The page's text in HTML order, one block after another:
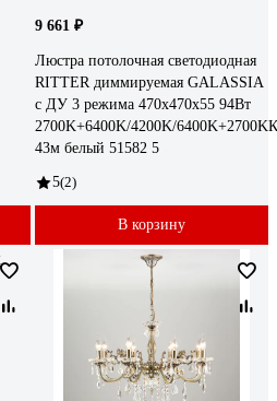
9 661 ₽
Люстра потолочная светодиодная
RITTER диммируемая GALASSIA
с ДУ 3 режима 470x470x55 94Вт
2700K+6400K/4200K/6400K+2700KК
43м белый 51582 5
5(2)
В корзину